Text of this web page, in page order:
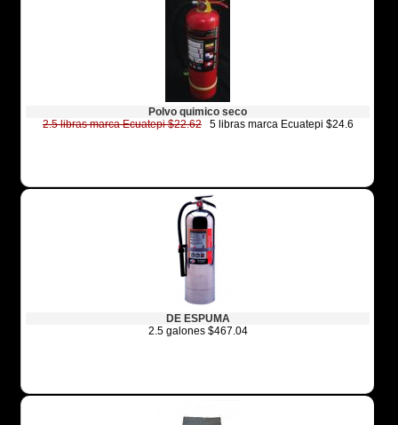
Polvo quimico seco
2.5 libras marca Ecuatepi $22.625 libras marca Ecuatepi $24.6
DE ESPUMA
2.5 galones $467.04